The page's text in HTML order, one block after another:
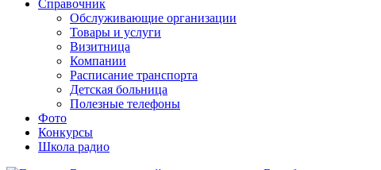
Справочник
Обслуживающие организации
Товары и услуги
Визитница
Компании
Расписание транспорта
Детская больница
Полезные телефоны
Фото
Конкурсы
Школа радио